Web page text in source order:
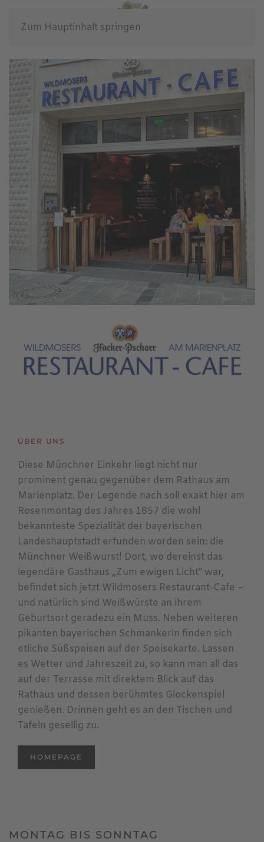
Zum Hauptinhalt springen
ÜBER UNS
Diese Münchner Einkehr liegt nicht nur
prominent genau gegenüber dem Rathaus am
Marienplatz. Der Legende nach soll exakt hier am
Rosenmontag des Jahres 1857 die wohl
bekannteste Spezialität der bayerischen
Landeshauptstadt erfunden worden sein: die
Münchner Weißwurst! Dort, wo dereinst das
legendäre Gasthaus „Zum ewigen Licht“ war,
befindet sich jetzt Wildmosers Restaurant-Cafe –
und natürlich sind Weißwürste an ihrem
Geburtsort geradezu ein Muss. Neben weiteren
pikanten bayerischen Schmankerln finden sich
etliche Süßspeisen auf der Speisekarte. Lassen
es Wetter und Jahreszeit zu, so kann man all das
auf der Terrasse mit direktem Blick auf das
Rathaus und dessen berühmtes Glockenspiel
genießen. Drinnen geht es an den Tischen und
Tafeln gesellig zu.
HOMEPAGE
MONTAG BIS SONNTAG